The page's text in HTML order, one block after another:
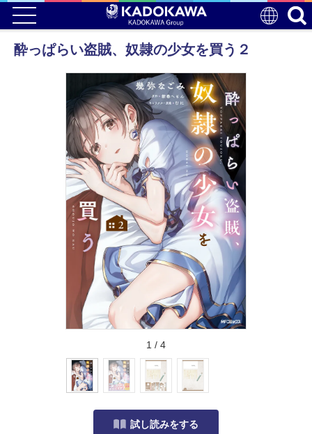
酔っぱらい盗賊、奴隷の少女を買う２
1 / 4
試し読みをする